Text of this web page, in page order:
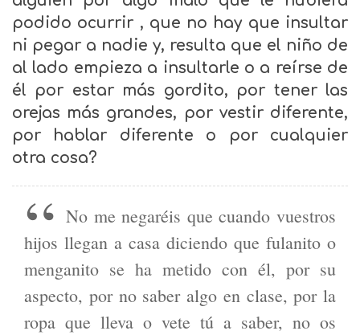
podido ocurrir , que no hay que insultar
ni pegar a nadie y, resulta que el niño de
al lado empieza a insultarle o a reírse de
él por estar más gordito, por tener las
orejas más grandes, por vestir diferente,
por hablar diferente o por cualquier
otra cosa?
No me negaréis que cuando vuestros
hijos llegan a casa diciendo que fulanito o
menganito se ha metido con él, por su
aspecto, por no saber algo en clase, por la
ropa que lleva o vete tú a saber, no os